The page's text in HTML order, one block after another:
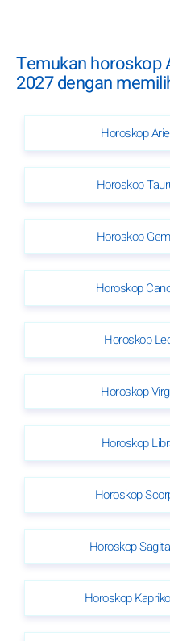
Temukan horoskop
2027 dengan
Horoskop
Horoskop
Horoskop
Horoskop
Horoskop
Horoskop
Horoskop
Horoskop
Horoskop
Horoskop